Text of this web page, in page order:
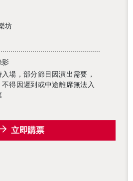
坊
影
場，部分節目因演出需要，
得因遲到或中途離席無法入
立即購票